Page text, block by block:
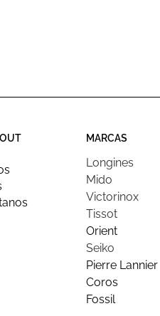
MARCAS
Longines
Mido
Victorinox
Tissot
Orient
Seiko
Pierre Lannier
Coros
Fossil